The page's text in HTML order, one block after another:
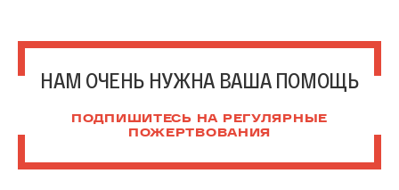
НАМ ОЧЕНЬ НУЖНА ВАША ПОМОЩЬ
ПОДПИШИТЕСЬ НА РЕГУЛЯРНЫЕ
ПОЖЕРТВОВАНИЯ